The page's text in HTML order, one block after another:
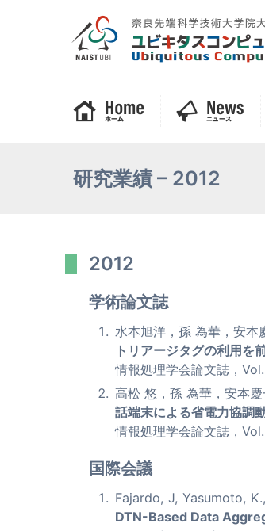
研究業績 – 2012
2012
学術論文誌
水本旭洋，孫 為華，安本
トリアージタグの利用を
情報処理学会論文誌，
高松 悠，孫 為華，安本
話端末による省電力協調
情報処理学会論文誌，
国際会議
Fajardo, J, Yasumoto,
DTN-Based Data